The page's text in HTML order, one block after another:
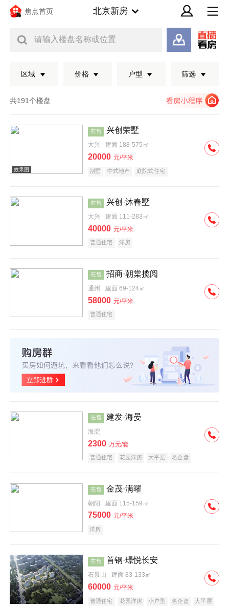
焦点首页 北京新房
请输入楼盘名称或位置
区域 价格 户型 筛选
共191个楼盘
效果图
在售 兴创荣墅
大兴 建面 188-575㎡
20000 元/平米
别墅 中式地产 庭院式住宅
在售 兴创·沐春墅
大兴 建面 111-283㎡
40000 元/平米
普通住宅 洋房
在售 招商·朝棠揽阅
通州 建面 69-124㎡
58000 元/平米
普通住宅
在售 建发·海晏
海淀
2300 万元/套
普通住宅 花园洋房 大平层
名企盘
在售 金茂·满曜
朝阳 建面 115-159㎡
75000 元/平米
洋房
在售 首钢·璟悦长安
石景山 建面 83-133㎡
60000 元/平米
普通住宅 花园洋房 小户型 名企盘 大平层